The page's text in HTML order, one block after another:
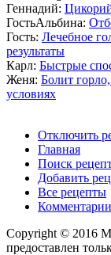
Геннадий:
ГостьАльбина:
Гость: Лечебное
результаты
Карл: Быстрые
Женя: Болит
условиях
Отключить
Главная
Поиск
Добавить
Все рецепты
Комментарии
Copyright © 2016
предоставлен